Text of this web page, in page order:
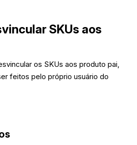
SKUs aos
os SKUs aos produto pai,
feitos pelo próprio usuário do